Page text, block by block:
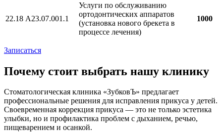
22.18 А23.07.001.1
Услуги по обслуживанию
ортодонтических аппаратов
(установка нового брекета в
процессе лечения)
1000
Записаться
Почему стоит выбрать нашу клинику
Стоматологическая клиника «ЗубковЪ» предлагает
профессиональные решения для исправления прикуса у детей.
Своевременная коррекция прикуса — это не только эстетика
улыбки, но и профилактика проблем с дыханием, речью,
пищеварением и осанкой.